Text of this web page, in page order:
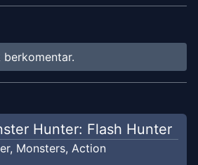
berkomentar.
Hunter: Flash Hunter
, Monsters, Action